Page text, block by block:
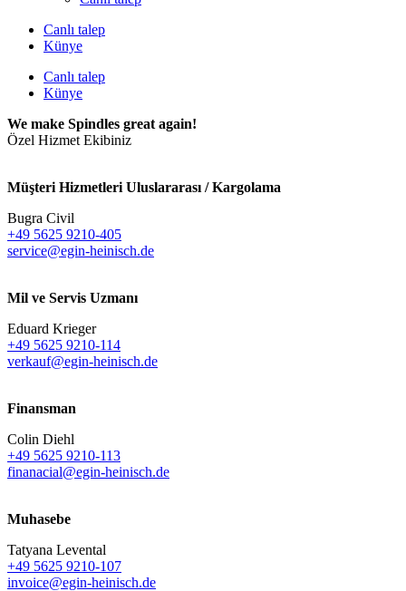
Canlı talep
Künye
Canlı talep
Künye
We make Spindles great again!
Özel Hizmet Ekibiniz
Müşteri Hizmetleri Uluslararası / Kargolama
Bugra Civil
+49 5625 9210-405
service@egin-heinisch.de
Mil ve Servis Uzmanı
Eduard Krieger
+49 5625 9210-114
verkauf@egin-heinisch.de
Finansman
Colin Diehl
+49 5625 9210-113
finanacial@egin-heinisch.de
Muhasebe
Tatyana Levental
+49 5625 9210-107
invoice@egin-heinisch.de